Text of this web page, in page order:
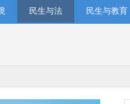
民生与法 民生与教育